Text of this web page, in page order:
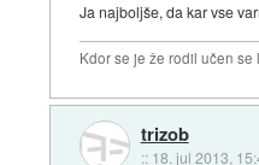
Ja najboljše, da kar vse
Kdor se je že rodil učen se
trizob
:: 18. jul 2013,